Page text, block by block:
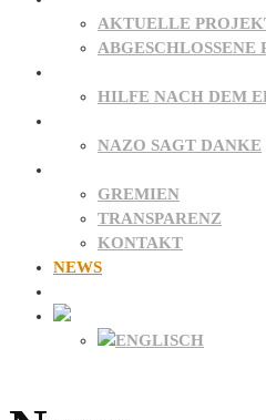
AKTUELLE
ABGESCHLOSSENE
HILFE NACH DEM
NAZO SAGT DANKE
GREMIEN
TRANSPARENZ
KONTAKT
NEWS